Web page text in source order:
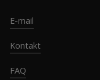
E-mail
Kontakt
FAQ